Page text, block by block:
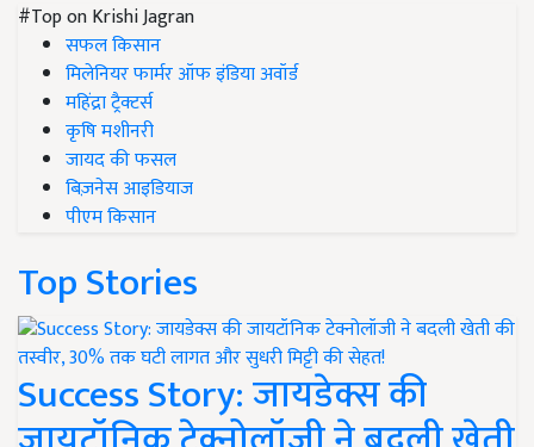
#Top on Krishi Jagran
सफल किसान
मिलेनियर फार्मर ऑफ इंडिया अवॉर्ड
महिंद्रा ट्रैक्टर्स
कृषि मशीनरी
जायद की फसल
बिज़नेस आइडियाज
पीएम किसान
Top Stories
Success Story: जायडेक्स की